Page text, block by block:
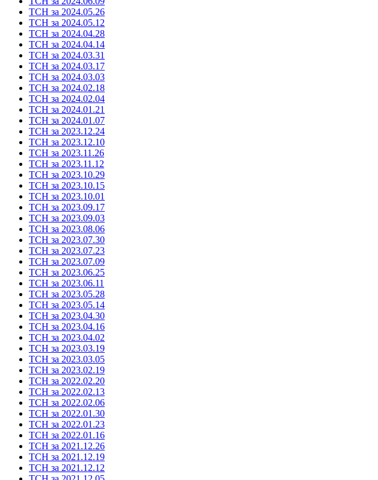
ТСН за 2024.05.26
ТСН за 2024.05.12
ТСН за 2024.04.28
ТСН за 2024.04.14
ТСН за 2024.03.31
ТСН за 2024.03.17
ТСН за 2024.03.03
ТСН за 2024.02.18
ТСН за 2024.02.04
ТСН за 2024.01.21
ТСН за 2024.01.07
ТСН за 2023.12.24
ТСН за 2023.12.10
ТСН за 2023.11.26
ТСН за 2023.11.12
ТСН за 2023.10.29
ТСН за 2023.10.15
ТСН за 2023.10.01
ТСН за 2023.09.17
ТСН за 2023.09.03
ТСН за 2023.08.06
ТСН за 2023.07.30
ТСН за 2023.07.23
ТСН за 2023.07.09
ТСН за 2023.06.25
ТСН за 2023.06.11
ТСН за 2023.05.28
ТСН за 2023.05.14
ТСН за 2023.04.30
ТСН за 2023.04.16
ТСН за 2023.04.02
ТСН за 2023.03.19
ТСН за 2023.03.05
ТСН за 2023.02.19
ТСН за 2022.02.20
ТСН за 2022.02.13
ТСН за 2022.02.06
ТСН за 2022.01.30
ТСН за 2022.01.23
ТСН за 2022.01.16
ТСН за 2021.12.26
ТСН за 2021.12.19
ТСН за 2021.12.12